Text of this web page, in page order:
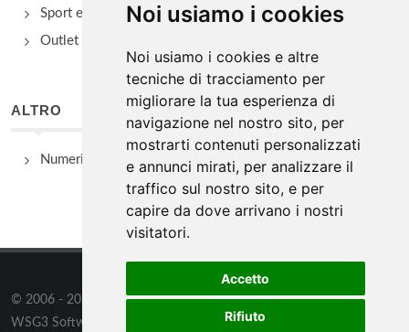
Noi usiamo i cookies
Noi usiamo i cookies e altre
tecniche di tracciamento per
migliorare la tua esperienza di
navigazione nel nostro sito, per
mostrarti contenuti personalizzati
e annunci mirati, per analizzare il
traffico sul nostro sito, e per
capire da dove arrivano i nostri
visitatori.
Accetto
Rifiuto
Sport e Benessere
Outlet e spacci aziendali
ALTRO
Numeri Utili
© 2006 - 2026 WSG3 STUDIOtutti i diritti riservati. Powered by
WSG3 Software